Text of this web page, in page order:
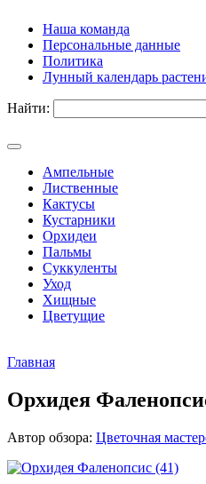
Наша команда
Персональные данные
Политика
Лунный календарь
Найти:
Ампельные
Лиственные
Кактусы
Кустарники
Орхидеи
Пальмы
Суккуленты
Уход
Хищные
Цветущие
Главная
Орхидея
Автор обзора: Цветочная